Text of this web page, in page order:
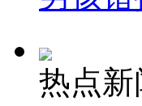
热点新